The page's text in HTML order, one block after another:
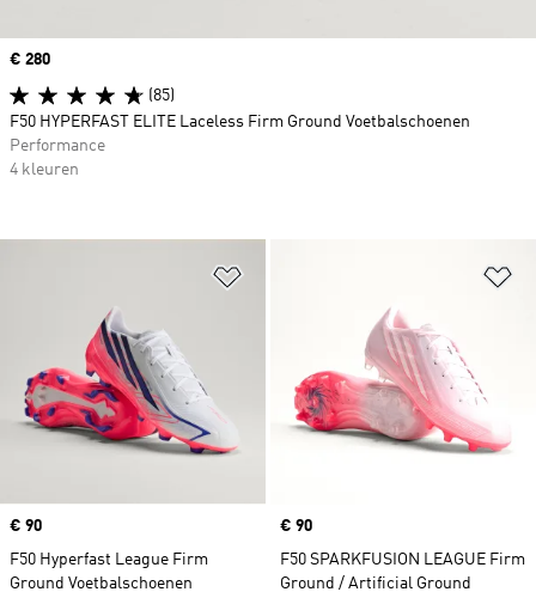
Price
€ 90
F50 Hyperfast League Firm
Ground Voetbalschoenen
Price
€ 90
F50 SPARKFUSION LEAGUE Firm
Ground / Artificial Ground
Price
€ 280
(85)
F50 HYPERFAST ELITE Laceless Firm Ground Voetbalschoenen
Performance
4 kleuren